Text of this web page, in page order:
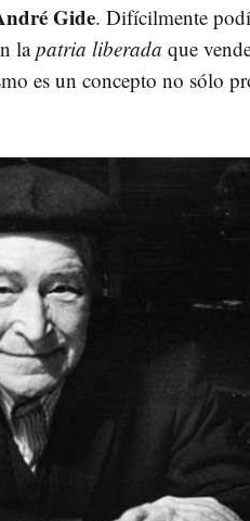
Gide. Difícilmente
lapatria liberada que
es un concepto no sólo